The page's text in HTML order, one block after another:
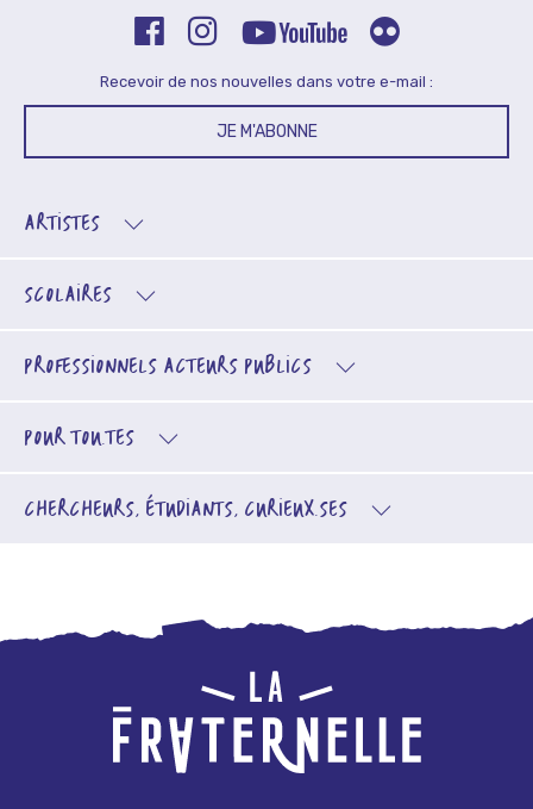
Recevoir de nos nouvelles dans votre e-mail :
JE M'ABONNE
ARTISTES
SCOLAIRES
PROFESSIONNELS ACTEURS PUBLICS
POUR TOU.TES
CHERCHEURS, ÉTUDIANTS, CURIEUX.SES